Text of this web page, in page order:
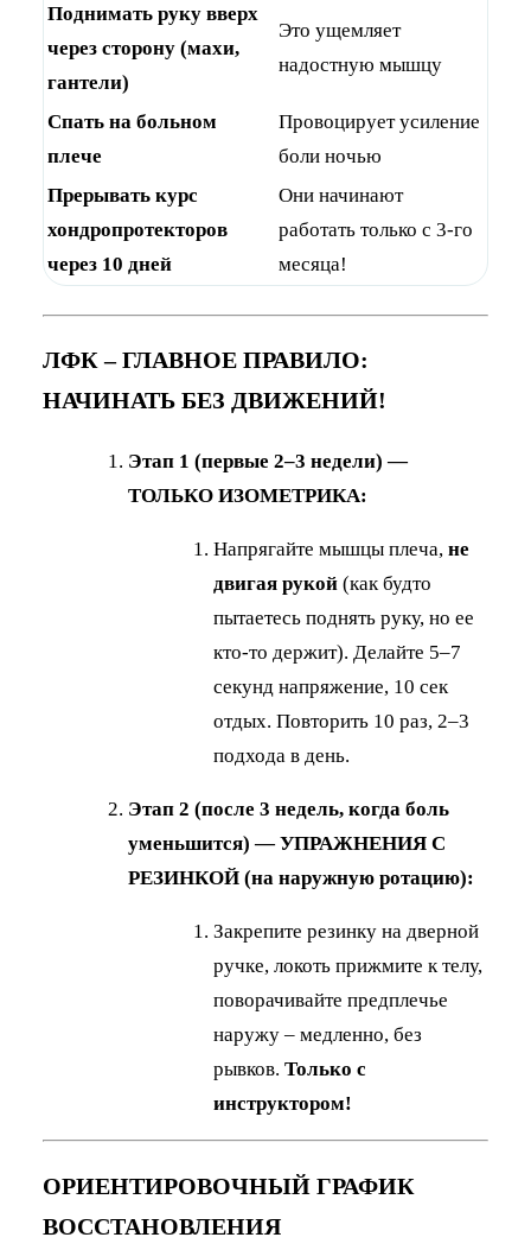
Поднимать руку вверх
через сторону (махи,
гантели)
Это ущемляет
надостную мышцу
Спать на больном
плече
Провоцирует усиление
боли ночью
Прерывать курс
хондропротекторов
через 10 дней
Они начинают
работать только с 3-го
месяца!
ЛФК – ГЛАВНОЕ ПРАВИЛО:
НАЧИНАТЬ БЕЗ ДВИЖЕНИЙ!
Этап 1 (первые 2–3 недели) —
ТОЛЬКО ИЗОМЕТРИКА:
Напрягайте мышцы плеча, не
двигая рукой (как будто
пытаетесь поднять руку, но ее
кто-то держит). Делайте 5–7
секунд напряжение, 10 сек
отдых. Повторить 10 раз, 2–3
подхода в день.
Этап 2 (после 3 недель, когда боль
уменьшится) — УПРАЖНЕНИЯ С
РЕЗИНКОЙ (на наружную ротацию):
Закрепите резинку на дверной
ручке, локоть прижмите к телу,
поворачивайте предплечье
наружу – медленно, без
рывков. Только с
инструктором!
ОРИЕНТИРОВОЧНЫЙ ГРАФИК
ВОССТАНОВЛЕНИЯ